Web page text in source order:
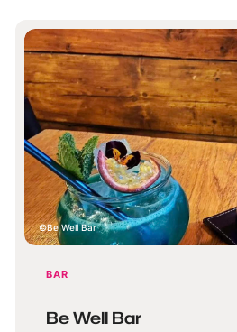
Be Well Bar
BAR
Be Well Bar